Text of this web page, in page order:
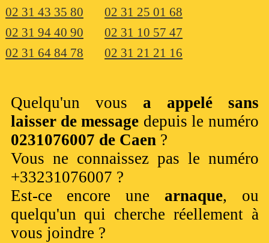
02 31 43 35 80
02 31 25 01 68
02 31 94 40 90
02 31 10 57 47
02 31 64 84 78
02 31 21 21 16
Quelqu'un vous a appelé sans
laisser de message depuis le numéro
0231076007 de Caen?
Vous ne connaissez pas le numéro
+33231076007 ?
Est-ce encore une arnaque, ou
quelqu'un qui cherche réellement à
vous joindre ?